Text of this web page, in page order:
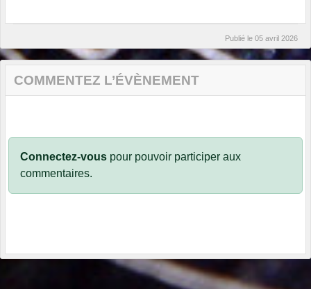
Publié le 05 avril 2026
COMMENTEZ L’ÉVÈNEMENT
Connectez-vous pour pouvoir participer aux
commentaires.